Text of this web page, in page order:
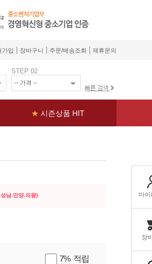
가입 장바구니 주문/배송조회 제휴문의
STEP 02
★ 시즌상품 HIT
남.안양.의왕)
7% 적립